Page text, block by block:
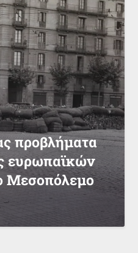
προβλήματα
ευρωπαϊκών
Μεσοπόλεμο